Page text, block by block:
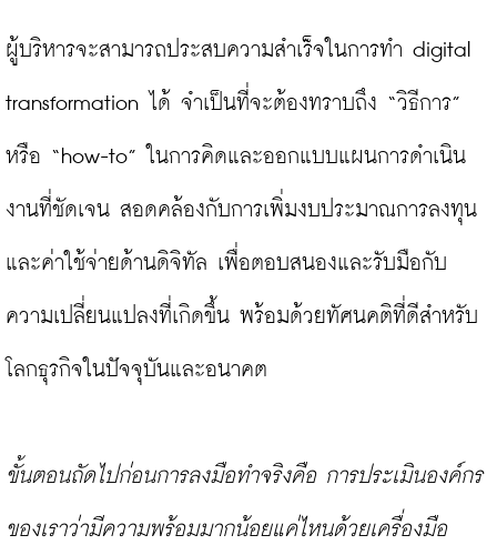
ผู้บริหารจะสามารถประสบความสำเร็จในการทำ digital
transformation ได้ จำเป็นที่จะต้องทราบถึง “วิธีการ”
หรือ “how-to” ในการคิดและออกแบบแผนการดำเนิน
งานที่ชัดเจน สอดคล้องกับการเพิ่มงบประมาณการลงทุน
และค่าใช้จ่ายด้านดิจิทัล เพื่อตอบสนองและรับมือกับ
ความเปลี่ยนแปลงที่เกิดขึ้น พร้อมด้วยทัศนคติที่ดีสำหรับ
โลกธุรกิจในปัจจุบันและอนาคต
ขั้นตอนถัดไปก่อนการลงมือทำจริงคือ การประเมินองค์กร
ของเราว่ามีความพร้อมมากน้อยแค่ไหนด้วยเครื่องมือ